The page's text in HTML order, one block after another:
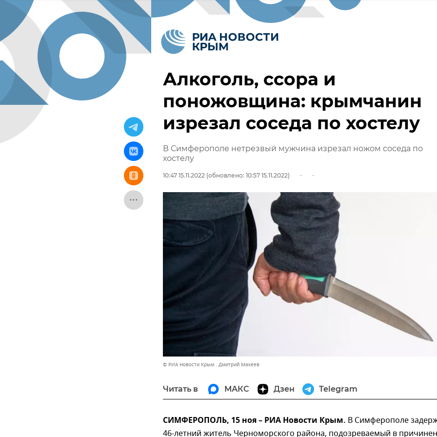
Алкоголь, ссора и
поножовщина: крымчанин
изрезал соседа по хостелу
В Симферополе нетрезвый мужчина изрезал ножом соседа по
хостелу
10:47 15.11.2022 (обновлено: 10:57 15.11.2022)
© РИА Новости Крым . Дмитрий Макеев
Читать в МАКС Дзен Telegram
СИМФЕРОПОЛЬ, 15 ноя – РИА Новости Крым. В Симферополе
46-летний житель Черноморского района, подозреваемый в